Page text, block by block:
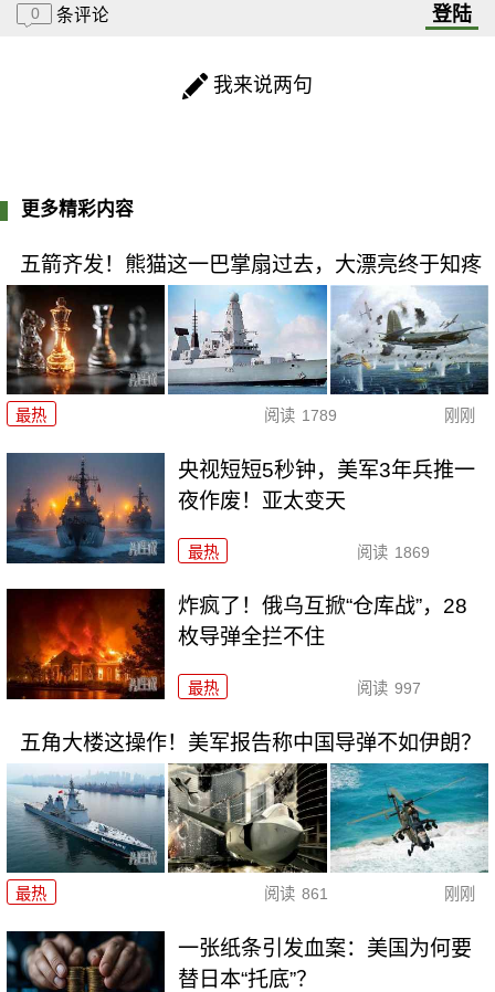
0 条评论 登陆
我来说两句
更多精彩内容
五箭齐发！熊猫这一巴掌扇过去，大漂亮终于知疼
最热 阅读 1789 刚刚
央视短短5秒钟，美军3年兵推一
夜作废！亚太变天
最热 阅读 1869
炸疯了！俄乌互掀“仓库战”，28
枚导弹全拦不住
最热 阅读 997
五角大楼这操作！美军报告称中国导弹不如伊朗？
最热 阅读 861 刚刚
一张纸条引发血案：美国为何要
替日本“托底”？